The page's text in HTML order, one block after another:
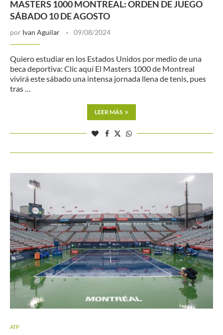
MASTERS 1000 MONTREAL: ORDEN DE JUEGO
SÁBADO 10 DE AGOSTO
por Ivan Aguilar 09/08/2024
Quiero estudiar en los Estados Unidos por medio de una
beca deportiva: Clic aquí El Masters 1000 de Montreal
vivirá este sábado una intensa jornada llena de tenis, pues
tras …
LEER MÁS
ATP